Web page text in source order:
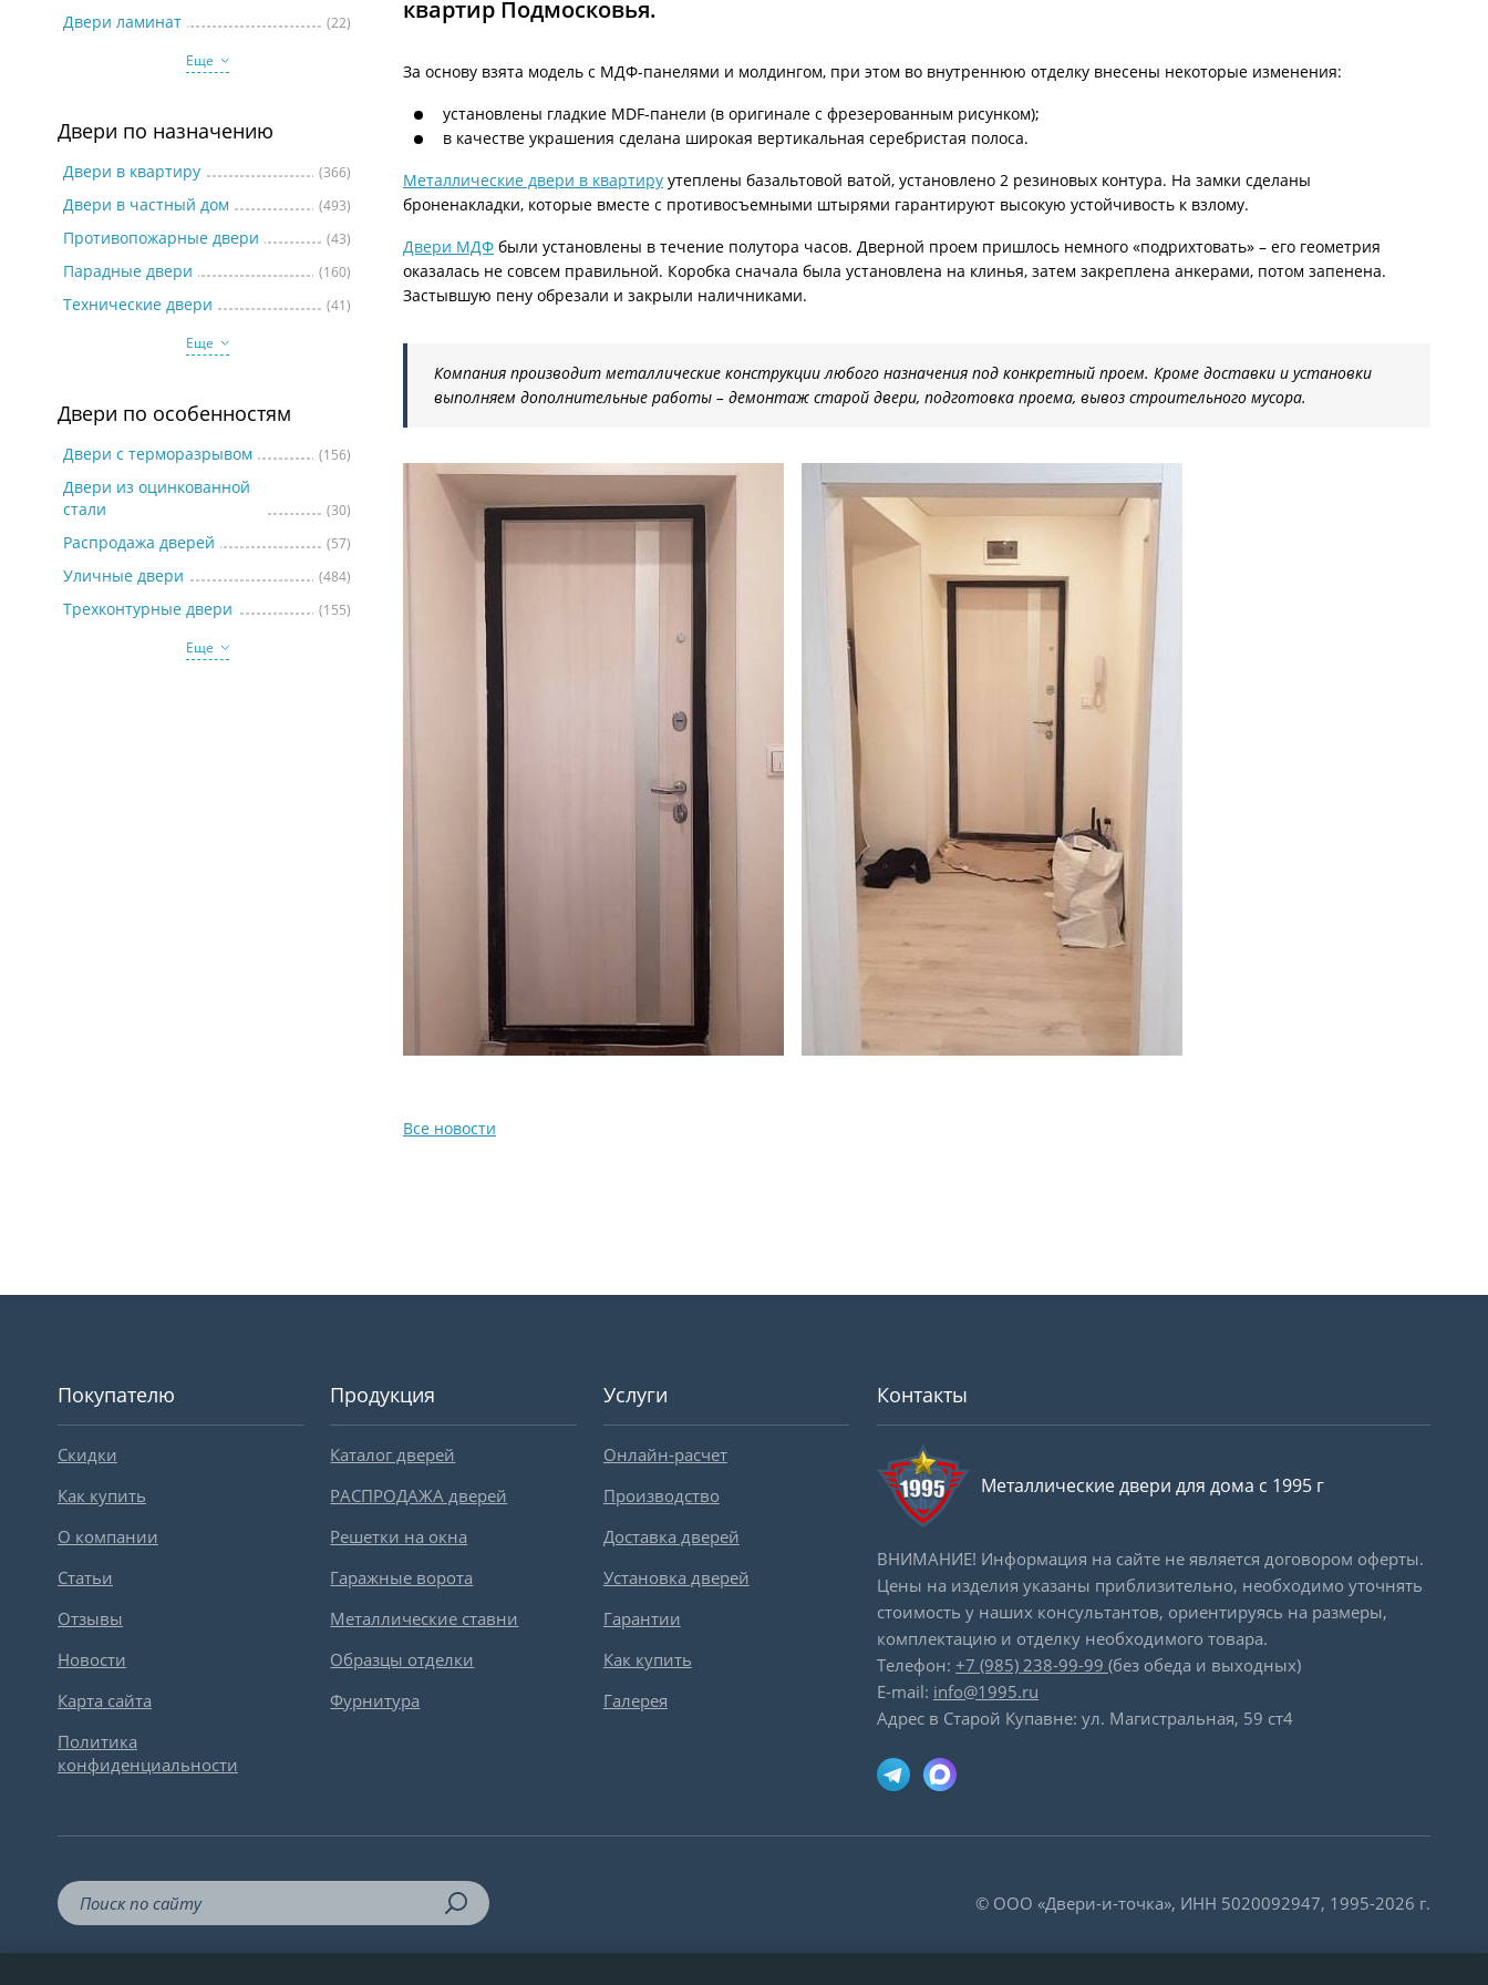
Двери с винилискожей
Двери ламинат
(22)
Еще
Двери по назначению
Двери в квартиру (366)
Двери в частный дом (493)
Противопожарные двери (43)
Парадные двери (160)
Технические двери
(41)
Еще
Двери по особенностям
Двери с терморазрывом (156)
Двери из оцинкованной
стали
(30)
Распродажа дверей (57)
Уличные двери (484)
Трехконтурные двери
(155)
Еще
квартир Подмосковья.
За основу взята модель с МДФ-панелями и молдингом, при этом во внутреннюю отделку внесены некоторые изменения:
установлены гладкие MDF-панели (в оригинале с фрезерованным рисунком);
в качестве украшения сделана широкая вертикальная серебристая полоса.
Металлические двери в квартиру утеплены базальтовой ватой, установлено 2 резиновых контура. На замки сделаны
броненакладки, которые вместе с противосъемными штырями гарантируют высокую устойчивость к взлому.
Двери МДФ были установлены в течение полутора часов. Дверной проем пришлось немного «подрихтовать» – его геометрия
оказалась не совсем правильной. Коробка сначала была установлена на клинья, затем закреплена анкерами, потом запенена.
Застывшую пену обрезали и закрыли наличниками.
Компания производит металлические конструкции любого назначения под конкретный проем. Кроме доставки и установки
выполняем дополнительные работы – демонтаж старой двери, подготовка проема, вывоз строительного мусора.
Все новости
Покупателю
Скидки
Как купить
О компании
Статьи
Отзывы
Новости
Карта сайта
Политика
конфиденциальности
Продукция
Каталог дверей
РАСПРОДАЖА дверей
Решетки на окна
Гаражные ворота
Металлические ставни
Образцы отделки
Фурнитура
Услуги
Онлайн-расчет
Производство
Доставка дверей
Установка дверей
Гарантии
Как купить
Галерея
Контакты
Металлические двери для дома с 1995 г
ВНИМАНИЕ! Информация на сайте не является договором оферты.
Цены на изделия указаны приблизительно, необходимо уточнять
стоимость у наших консультантов, ориентируясь на размеры,
комплектацию и отделку необходимого товара.
Телефон: +7 (985) 238-99-99 (без обеда и выходных)
E-mail: info@1995.ru
Адрес в Старой Купавне: ул. Магистральная, 59 ст4
© ООО «Двери-и-точка», ИНН 5020092947, 1995-2026 г.